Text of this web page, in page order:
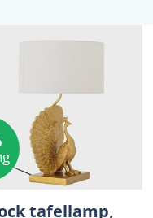
tafellamp,